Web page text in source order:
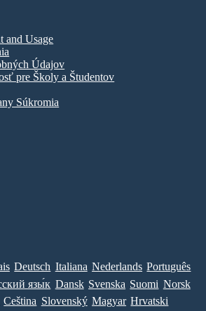
and Usage
Údajov
pre Školy a Študentov
Súkromia
Deutsch Italiana Nederlands Português
язы́к Dansk Svenska Suomi Norsk
Ceština Slovenský Magyar Hrvatski